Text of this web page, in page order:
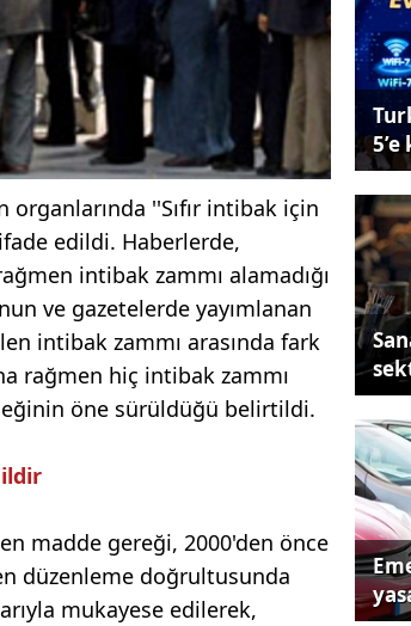
organlarında ''Sıfır intibak için
edildi. Haberlerde,
intibak zammı alamadığı
ve gazetelerde yayımlanan
intibak zammı arasında fark
rağmen hiç intibak zammı
öne sürüldüğü belirtildi.
madde gereği, 2000'den önce
düzenleme doğrultusunda
mukayese edilerek,
5’e